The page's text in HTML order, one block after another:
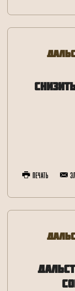
Печать